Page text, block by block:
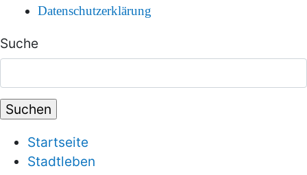
Datenschutzerklärung
Suche
Startseite
Stadtleben